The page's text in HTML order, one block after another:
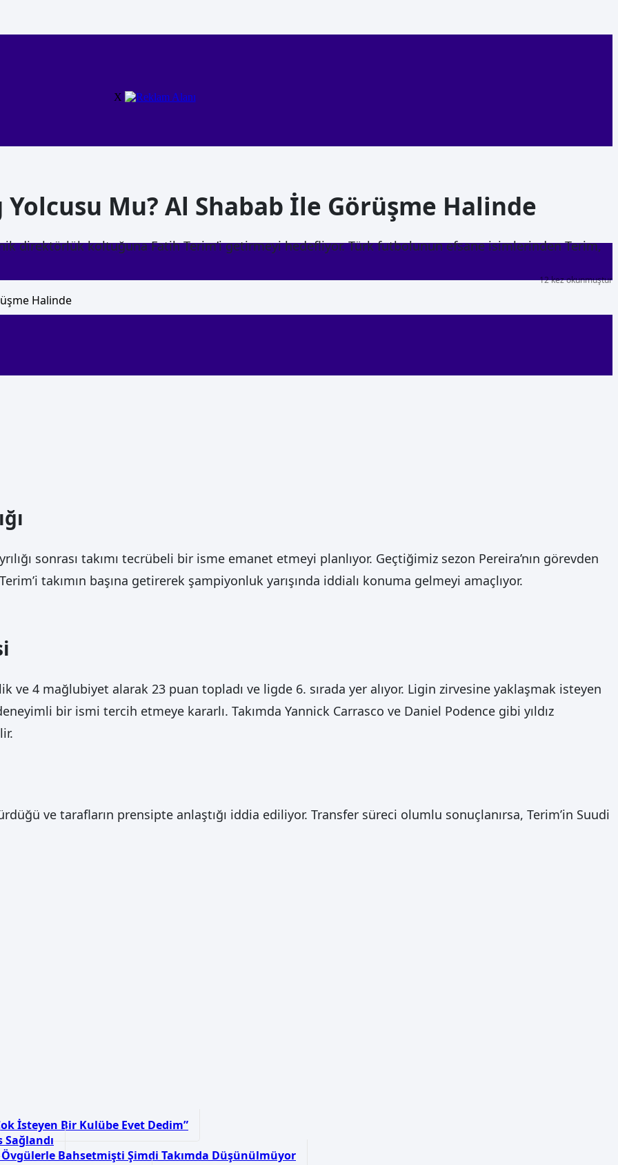
X
Mu? Al Shabab İle Görüşme Halinde
direktörlük koltuğuna Fatih Terim’i getirmeyi hedefliyor. Türk futbolunun efsane isimlerinden Terim,
12 kez okunmuştur
sonrası takımı tecrübeli bir isme emanet etmeyi planlıyor. Geçtiğimiz sezon Pereira’nın görevden
takımın başına getirerek şampiyonluk yarışında iddialı konuma gelmeyi amaçlıyor.
ve 4 mağlubiyet alarak 23 puan topladı ve ligde 6. sırada yer alıyor. Ligin zirvesine yaklaşmak isteyen
bir ismi tercih etmeye kararlı. Takımda Yannick Carrasco ve Daniel Podence gibi yıldız
ve tarafların prensipte anlaştığı iddia ediliyor. Transfer süreci olumlu sonuçlanırsa, Terim’in Suudi
İsteyen Bir Kulübe Evet Dedim”
Sağlandı
Bahsetmişti Şimdi Takımda Düşünülmüyor